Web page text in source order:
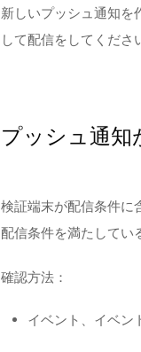
新しいプッシュ通知
して配信をしてくださ
プッシュ通知
検証端末が配信条件に
配信条件を満たしてい
確認方法：
イベント、イベン